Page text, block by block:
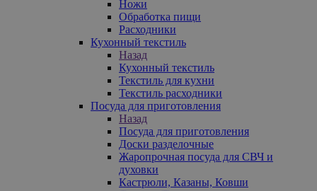
Ножи
Обработка пищи
Расходники
Кухонный текстиль
Назад
Кухонный текстиль
Текстиль для кухни
Текстиль расходники
Посуда для приготовления
Назад
Посуда для приготовления
Доски разделочные
Жаропрочная посуда для СВЧ и
духовки
Кастрюли, Казаны, Ковши